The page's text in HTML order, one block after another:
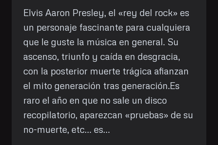
Elvis Aaron Presley, el «rey del rock» es
un personaje fascinante para cualquiera
que le guste la música en general. Su
ascenso, triunfo y caída en desgracia,
con la posterior muerte trágica afianzan
el mito generación tras generación.Es
raro el año en que no sale un disco
recopilatorio, aparezcan «pruebas» de su
no-muerte, etc… es…